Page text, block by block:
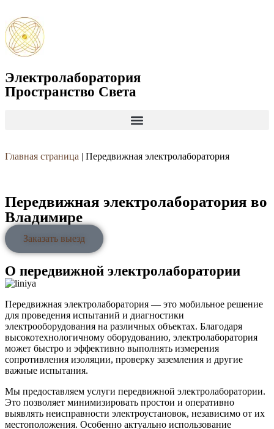
Электролаборатория
Пространство Света
Главная страница | Передвижная электролаборатория
Передвижная электролаборатория во
Владимире
Заказать выезд
О передвижной электролаборатории
Передвижная электролаборатория — это мобильное решение
для проведения испытаний и диагностики
электрооборудования на различных объектах. Благодаря
высокотехнологичному оборудованию, электролаборатория
может быстро и эффективно выполнять измерения
сопротивления изоляции, проверку заземления и другие
важные испытания.
Мы предоставляем услуги передвижной электролаборатории.
Это позволяет минимизировать простои и оперативно
выявлять неисправности электроустановок, независимо от их
местоположения. Особенно актуально использование